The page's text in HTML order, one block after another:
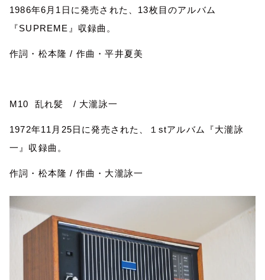
1986年6 月 1 日に発売された、 13枚目のアルバム
『SUPREME 』収録曲。
作詞・松本隆 / 作曲・平井夏美
M10 乱れ髪 / 大瀧詠一
1972年11 月 25日に発売された、１ stアルバム『大瀧詠
一』収録曲。
作詞・松本隆 / 作曲・大瀧詠一